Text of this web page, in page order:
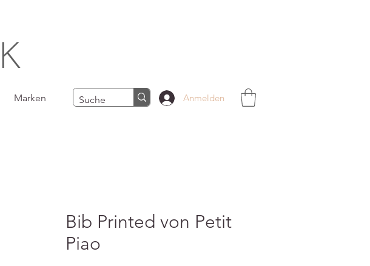
Marken Anmelden
Bib Printed von Petit
Piao